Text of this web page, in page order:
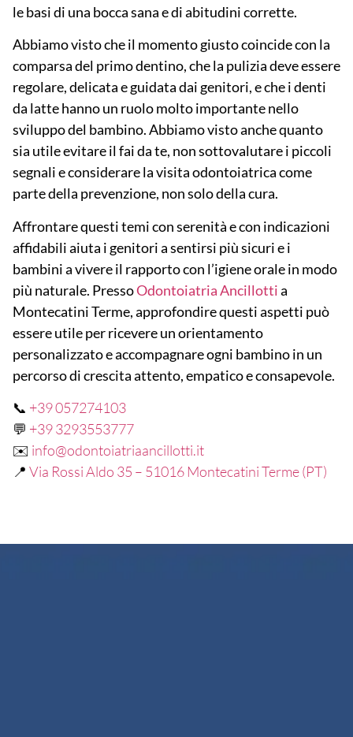
le basi di una bocca sana e di abitudini corrette.
Abbiamo visto che il momento giusto coincide con la
comparsa del primo dentino, che la pulizia deve essere
regolare, delicata e guidata dai genitori, e che i denti
da latte hanno un ruolomolto importantenello
sviluppo del bambino. Abbiamo visto anche quanto
sia utile evitare il fai da te, non sottovalutare i piccoli
segnali e considerare la visita odontoiatrica come
parte della prevenzione, non solo della cura.
Affrontare questi temi con serenità e con indicazioni
affidabili aiuta i genitori a sentirsi più sicuri e i
bambini a vivere il rapporto con l’igiene orale in modo
più naturale. PressoOdontoiatria Ancillottia
Montecatini Terme, approfondire questi aspetti può
essere utile per ricevere un orientamento
personalizzato e accompagnare ogni bambino in un
percorso di crescita attento, empatico e consapevole.
📞 +39 057274103
💬 +39 3293553777
✉️ info@odontoiatriaancillotti.it
📍 Via Rossi Aldo 35 – 51016 Montecatini Terme (PT)